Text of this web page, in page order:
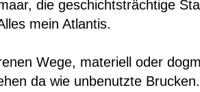
die geschichtsträchtige
mein Atlantis.
Wege, materiell oder
da wie unbenutzte